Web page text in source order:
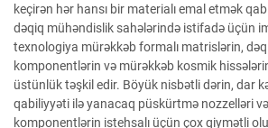
keçirən hər hansı bir materialı emal etmək
dəqiq mühəndislik sahələrində istifadə üçün
texnologiya mürəkkəb formalı matrislərin,
komponentlərin və mürəkkəb kosmik
üstünlük təşkil edir. Böyük nisbətli dərin, dar
qabiliyyəti ilə yanacaq püskürtmə nozzelləri
komponentlərin istehsalı üçün çox qiymətli